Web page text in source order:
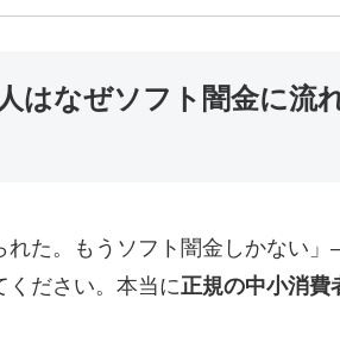
はなぜソフト闇金に流
れた。もうソフト闇金しかない
ください。本当に正規の中小消費